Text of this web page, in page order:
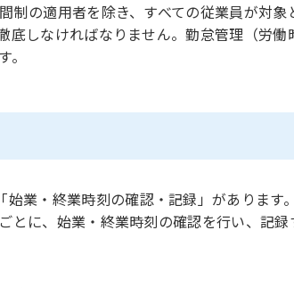
制の適用者を除き、すべての従業員が対象
底しなければなりません。勤怠管理（労働
始業・終業時刻の確認・記録」があります
とに、始業・終業時刻の確認を行い、記録